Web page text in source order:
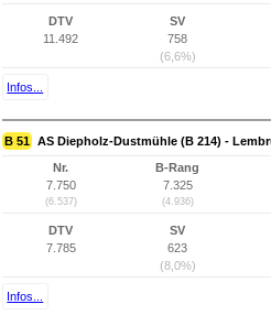
DTV
11.492
SV
758
(6,6%)
Infos...
B 51 AS Diepholz-Dustmühle (B 214) -
Nr.
7.750
(6.537)
B-Rang
7.325
(4.936)
DTV
7.785
SV
623
(8,0%)
Infos...